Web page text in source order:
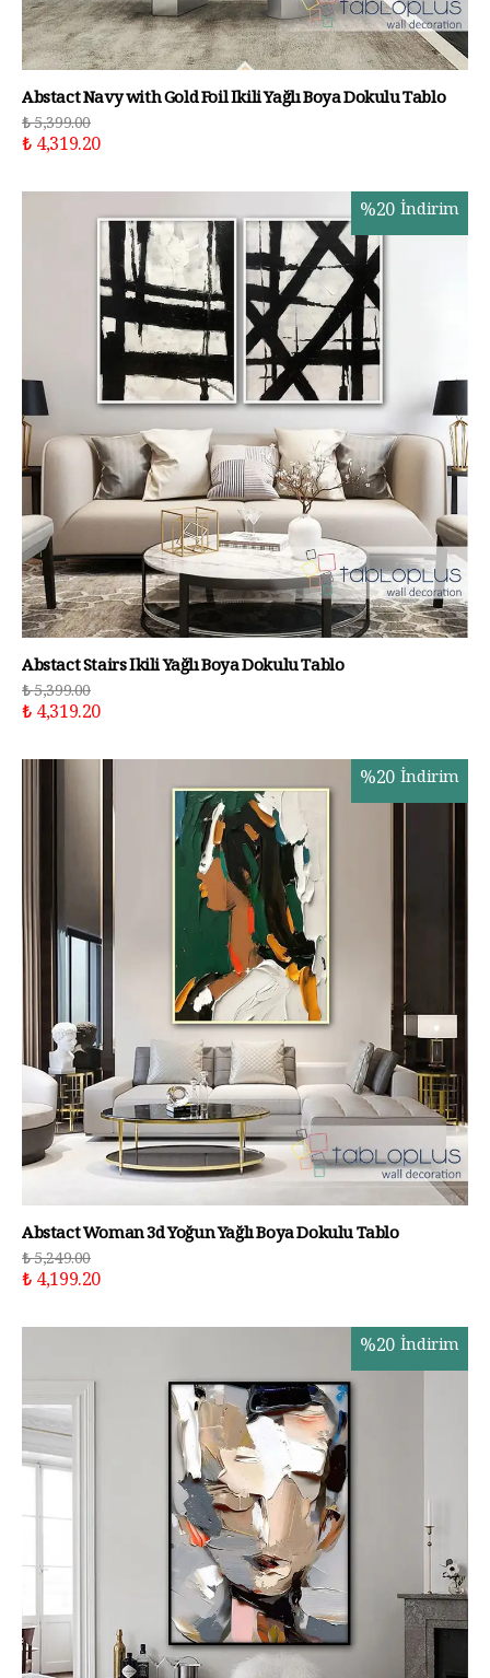
Abstact Navy with Gold Foil İkili Yağlı Boya Dokulu Tablo
₺ 5,399.00
₺ 4,319.20
%20 İndirim
Abstact Stairs İkili Yağlı Boya Dokulu Tablo
₺ 5,399.00
₺ 4,319.20
%20 İndirim
Abstact Woman 3d Yoğun Yağlı Boya Dokulu Tablo
₺ 5,249.00
₺ 4,199.20
%20 İndirim